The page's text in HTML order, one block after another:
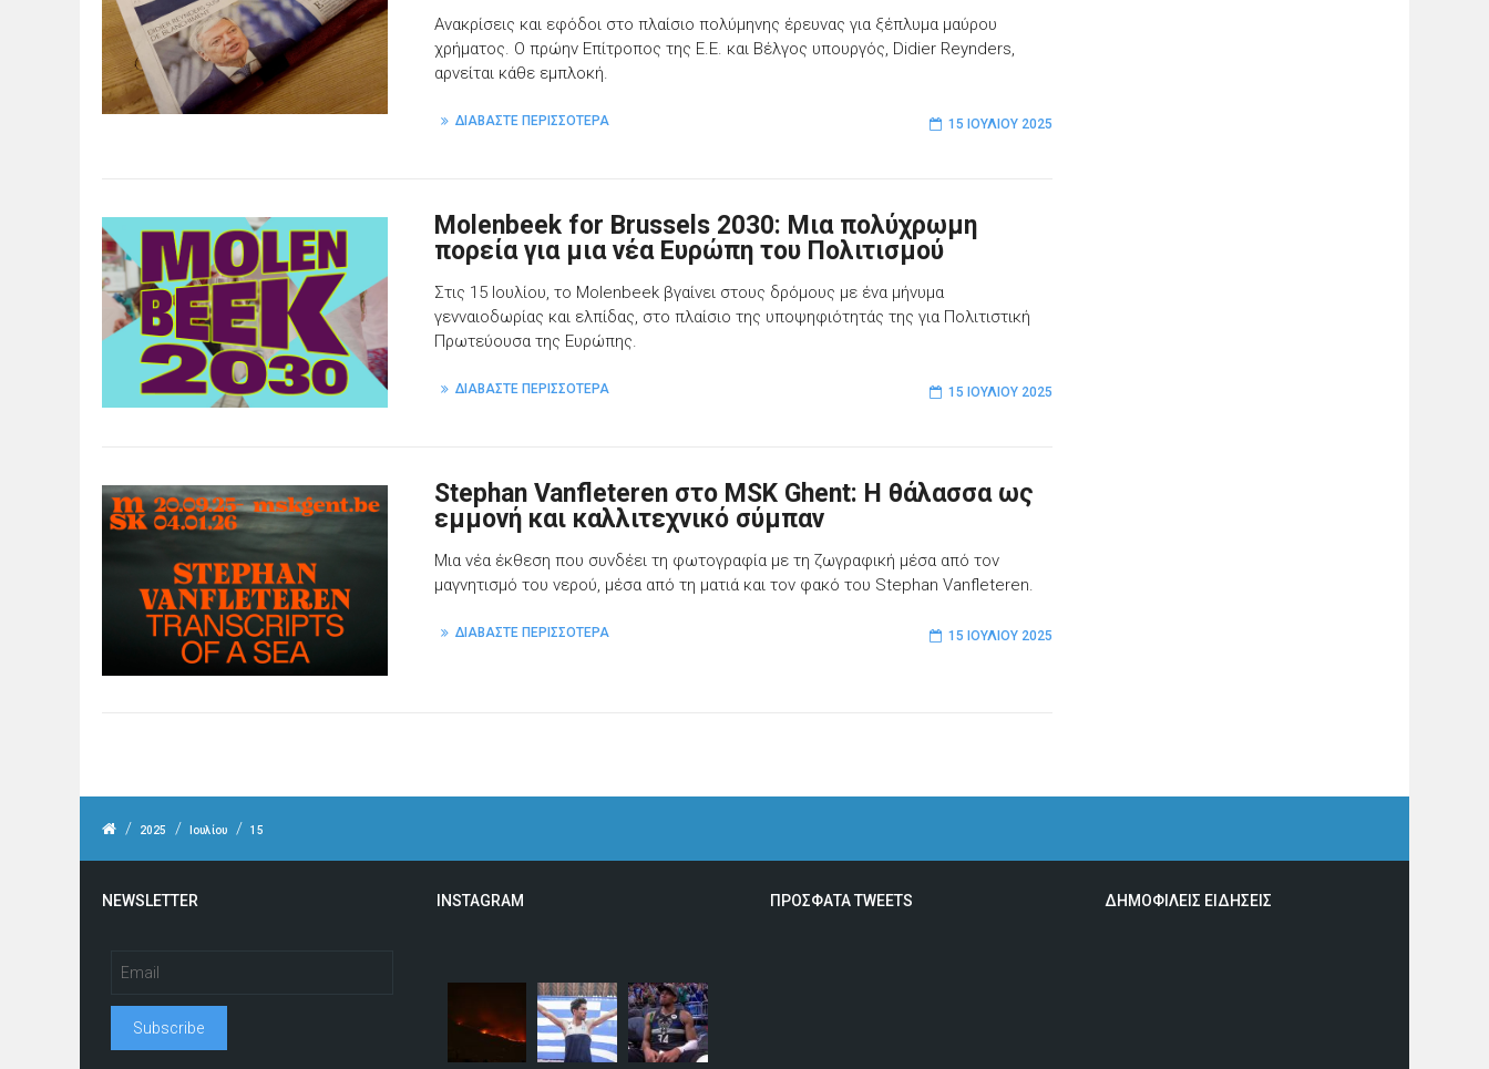
Ανακρίσεις και εφόδοι στο πλαίσιο πολύμηνης έρευνας για ξέπλυμα μαύρου
χρήματος. Ο πρώην Επίτροπος της Ε.Ε. και Βέλγος υπουργός, Didier Reynders,
αρνείται κάθε εμπλοκή.
ΔΙΑΒΑΣΤΕ ΠΕΡΙΣΣΟΤΕΡΑ 15 ΙΟΥΛΊΟΥ 2025
Molenbeek for Brussels 2030: Μια πολύχρωμη
πορεία για μια νέα Ευρώπη του Πολιτισμού
Στις 15 Ιουλίου, το Molenbeek βγαίνει στους δρόμους με ένα μήνυμα
γενναιοδωρίας και ελπίδας, στο πλαίσιο της υποψηφιότητάς της για Πολιτιστική
Πρωτεύουσα της Ευρώπης.
ΔΙΑΒΑΣΤΕ ΠΕΡΙΣΣΟΤΕΡΑ 15 ΙΟΥΛΊΟΥ 2025
Stephan Vanfleteren στο MSK Ghent: Η θάλασσα ως
εμμονή και καλλιτεχνικό σύμπαν
Μια νέα έκθεση που συνδέει τη φωτογραφία με τη ζωγραφική μέσα από τον
μαγνητισμό του νερού, μέσα από τη ματιά και τον φακό του Stephan Vanfleteren.
ΔΙΑΒΑΣΤΕ ΠΕΡΙΣΣΟΤΕΡΑ 15 ΙΟΥΛΊΟΥ 2025
/ 2025 / Ιουλίου / 15
NEWSLETTER INSTAGRAM ΠΡΟΣΦΑΤΑ TWEETS ΔΗΜΟΦΙΛΕΙΣ ΕΙΔΗΣΕΙΣ